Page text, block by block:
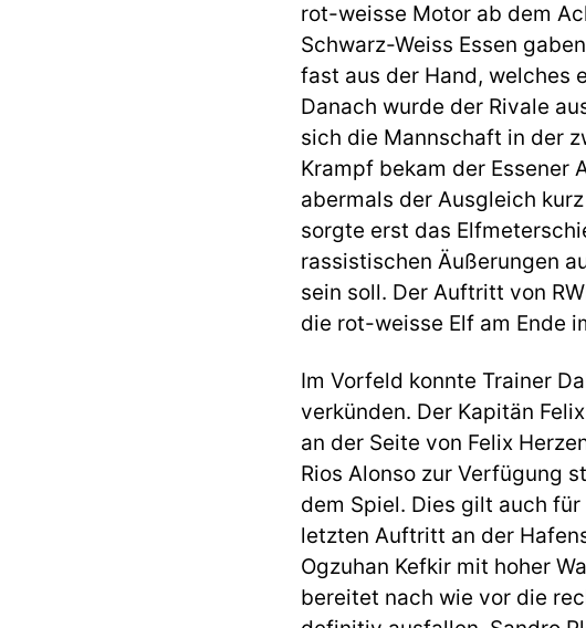
rot-weisse Motor ab dem
Schwarz-Weiss Essen
fast aus der Hand, welches
Danach wurde der Rivale
sich die Mannschaft in der
Krampf bekam der Essener
abermals der Ausgleich
sorgte erst das
rassistischen Äußerungen
sein soll. Der Auftritt von
die rot-weisse Elf am Ende
Im Vorfeld konnte Trainer
verkünden. Der Kapitän
an der Seite von Felix
Rios Alonso zur Verfügung
dem Spiel. Dies gilt auch
letzten Auftritt an der
Ogzuhan Kefkir mit hoher
bereitet nach wie vor die